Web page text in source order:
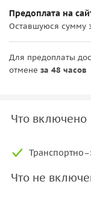
Предоплата на
Оставшуюся сумму
Для предоплаты
отмене за 48 часов
Что включено
Что не